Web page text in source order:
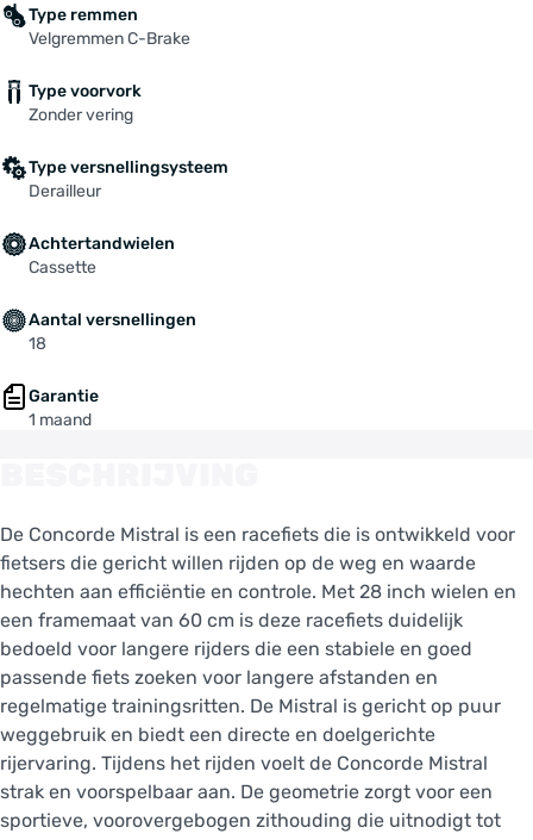
Type remmen
Velgremmen C-Brake
Type voorvork
Zonder vering
Type versnellingsysteem
Derailleur
Achtertandwielen
Cassette
Aantal versnellingen
18
Garantie
1 maand
De Concorde Mistral is een racefiets die is ontwikkeld voor
fietsers die gericht willen rijden op de weg en waarde
hechten aan efficiëntie en controle. Met 28 inch wielen en
een framemaat van 60 cm is deze racefiets duidelijk
bedoeld voor langere rijders die een stabiele en goed
passende fiets zoeken voor langere afstanden en
regelmatige trainingsritten. De Mistral is gericht op puur
weggebruik en biedt een directe en doelgerichte
rijervaring. Tijdens het rijden voelt de Concorde Mistral
strak en voorspelbaar aan. De geometrie zorgt voor een
sportieve, voorovergebogen zithouding die uitnodigt tot